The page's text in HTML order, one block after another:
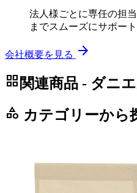
法人様ごとに専任の担
までスムーズにサポー
会社概要を見る arrow_forward
grid_view 関連商品 - ダニ
category カテゴリーから